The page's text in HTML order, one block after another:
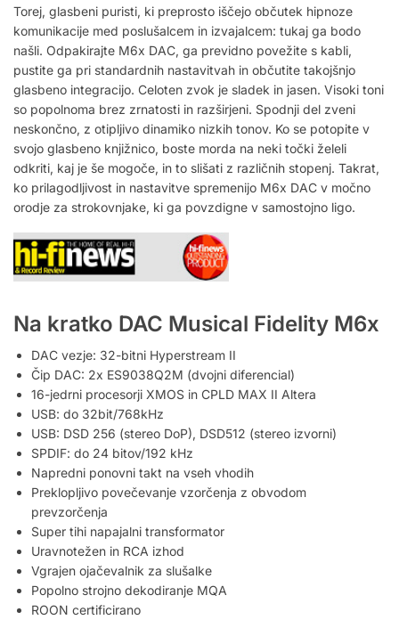
Torej, glasbeni puristi, ki preprosto iščejo občutek hipnoze
komunikacije med poslušalcem in izvajalcem: tukaj ga bodo
našli. Odpakirajte M6x DAC, ga previdno povežite s kabli,
pustite ga pri standardnih nastavitvah in občutite takojšnjo
glasbeno integracijo. Celoten zvok je sladek in jasen. Visoki toni
so popolnoma brez zrnatosti in razširjeni. Spodnji del zveni
neskončno, z otipljivo dinamiko nizkih tonov. Ko se potopite v
svojo glasbeno knjižnico, boste morda na neki točki želeli
odkriti, kaj je še mogoče, in to slišati z različnih stopenj. Takrat,
ko prilagodljivost in nastavitve spremenijo M6x DAC v močno
orodje za strokovnjake, ki ga povzdigne v samostojno ligo.
Na kratko DAC Musical Fidelity M6x
DAC vezje: 32-bitni Hyperstream II
Čip DAC: 2x ES9038Q2M (dvojni diferencial)
16-jedrni procesorji XMOS in CPLD MAX II Altera
USB: do 32bit/768kHz
USB: DSD 256 (stereo DoP), DSD512 (stereo izvorni)
SPDIF: do 24 bitov/192 kHz
Napredni ponovni takt na vseh vhodih
Preklopljivo povečevanje vzorčenja z obvodom
prevzorčenja
Super tihi napajalni transformator
Uravnotežen in RCA izhod
Vgrajen ojačevalnik za slušalke
Popolno strojno dekodiranje MQA
ROON certificirano